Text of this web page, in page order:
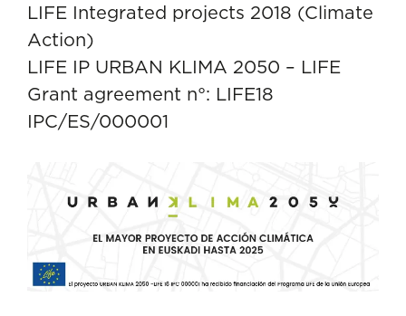
LIFE Integrated projects 2018 (Climate
Action)
LIFE IP URBAN KLIMA 2050 – LIFE
Grant agreement n°: LIFE18
IPC/ES/000001